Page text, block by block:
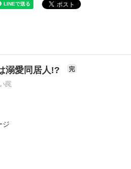
溺愛同居人!? 完
罠
ジ